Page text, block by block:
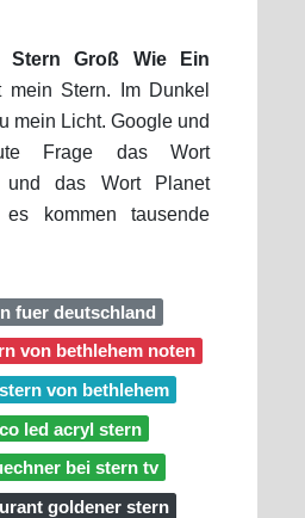
Stern Groß Wie Ein
Stern. Im Dunkel
mein Licht. Google und
Frage das Wort
und das Wort Planet
kommen tausende
fuer deutschland
von bethlehem noten
von bethlehem
led acryl stern
bei stern tv
goldener stern